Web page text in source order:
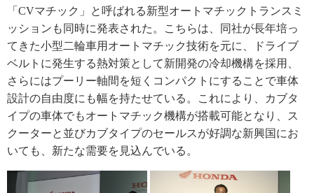
「CVマチック」と呼ばれる新型オートマチックトランスミ
ッションも同時に発表された。こちらは、同社が長年培っ
てきた小型二輪車用オートマチック技術を元に、ドライブ
ベルトに発生する熱対策として新開発の冷却機構を採用、
さらにはプーリー軸間を短くコンパクトにすることで車体
設計の自由度にも幅を持たせている。これにより、カブタ
イプの車体でもオートマチック機構が搭載可能となり、ス
クーターと並びカブタイプのセールスが好調な新興国にお
いても、新たな需要を見込んでいる。